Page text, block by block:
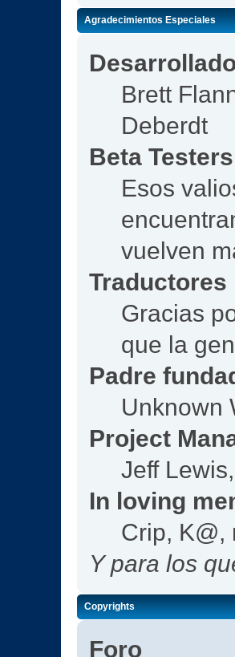
Agradecimientos Especiales
Brett
Deberdt
Beta Testers
Esos
vuelven
Traductores
Gracias
que la
Padre
Unknown
Project
Jeff
In loving
Crip, K@,
Y para los
Copyrights
Foro